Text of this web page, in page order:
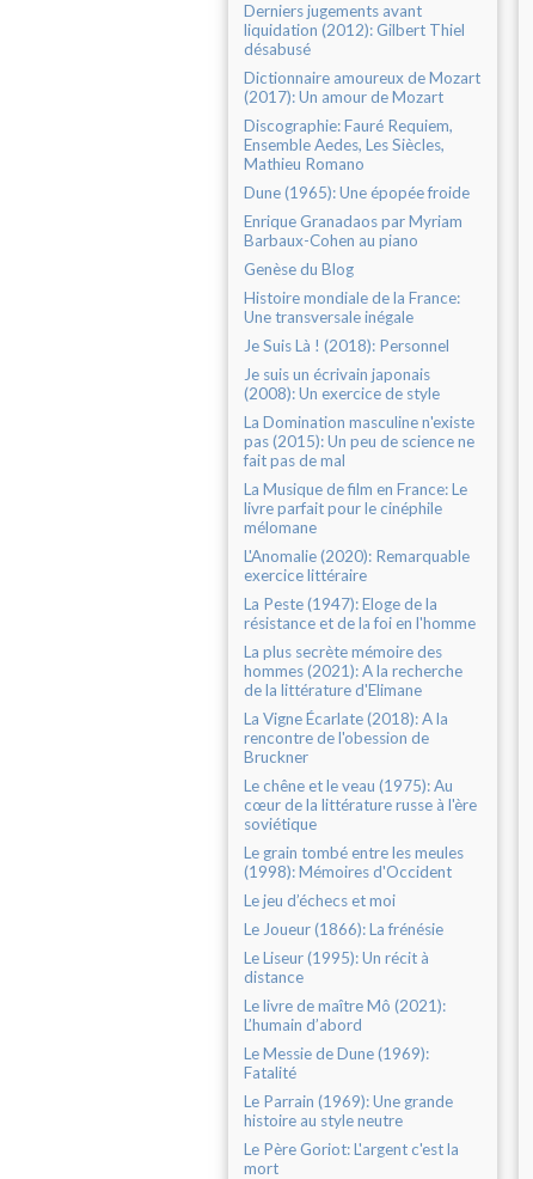
Derniers jugements avant
liquidation (2012): Gilbert Thiel
désabusé
Dictionnaire amoureux de Mozart
(2017): Un amour de Mozart
Discographie: Fauré Requiem,
Ensemble Aedes, Les Siècles,
Mathieu Romano
Dune (1965): Une épopée froide
Enrique Granadaos par Myriam
Barbaux-Cohen au piano
Genèse du Blog
Histoire mondiale de la France:
Une transversale inégale
Je Suis Là ! (2018): Personnel
Je suis un écrivain japonais
(2008): Un exercice de style
La Domination masculine n'existe
pas (2015): Un peu de science ne
fait pas de mal
La Musique de film en France: Le
livre parfait pour le cinéphile
mélomane
L'Anomalie (2020): Remarquable
exercice littéraire
La Peste (1947): Eloge de la
résistance et de la foi en l'homme
La plus secrète mémoire des
hommes (2021): A la recherche
de la littérature d'Elimane
La Vigne Écarlate (2018): A la
rencontre de l'obession de
Bruckner
Le chêne et le veau (1975): Au
cœur de la littérature russe à l'ère
soviétique
Le grain tombé entre les meules
(1998): Mémoires d'Occident
Le jeu d’échecs et moi
Le Joueur (1866): La frénésie
Le Liseur (1995): Un récit à
distance
Le livre de maître Mô (2021):
L’humain d’abord
Le Messie de Dune (1969):
Fatalité
Le Parrain (1969): Une grande
histoire au style neutre
Le Père Goriot: L'argent c'est la
mort